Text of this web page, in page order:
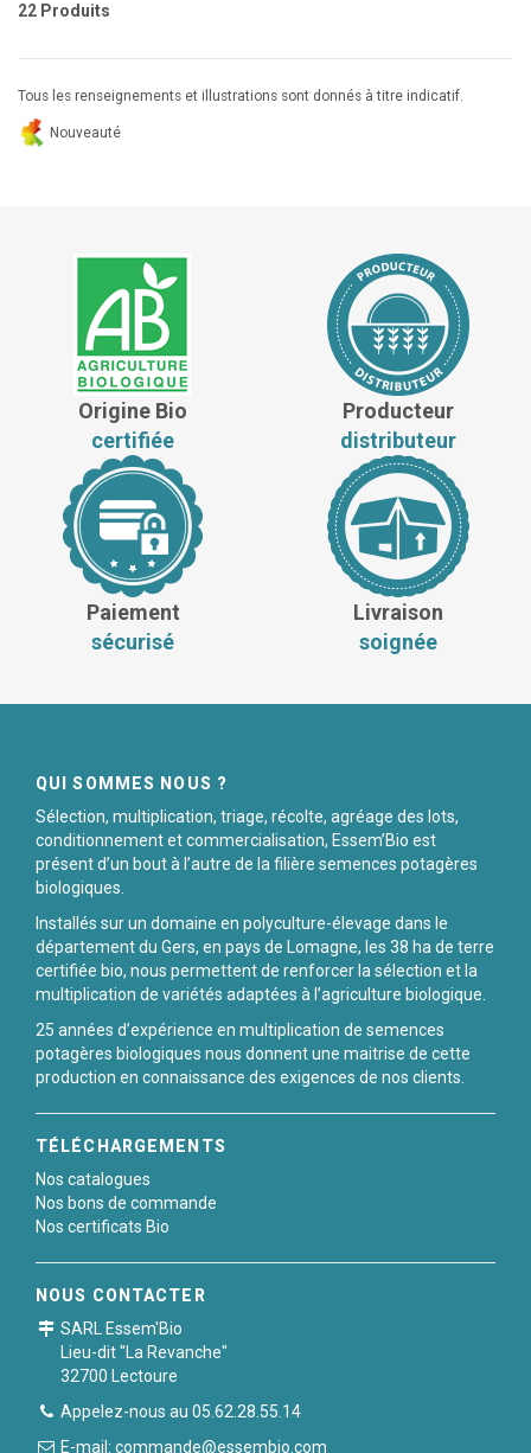
22 Produits
Tous les renseignements et illustrations sont donnés à titre indicatif.
Nouveauté
Origine Bio
certifiée
Producteur
distributeur
Paiement
sécurisé
Livraison
soignée
QUI SOMMES NOUS ?
Sélection, multiplication, triage, récolte, agréage des lots,
conditionnement et commercialisation, Essem’Bio est
présent d’un bout à l’autre de la filière semences potagères
biologiques.
Installés sur un domaine en polyculture-élevage dans le
département du Gers, en pays de Lomagne, les 38 ha de terre
certifiée bio, nous permettent de renforcer la sélection et la
multiplication de variétés adaptées à l’agriculture biologique.
25 années d’expérience en multiplication de semences
potagères biologiques nous donnent une maitrise de cette
production en connaissance des exigences de nos clients.
TÉLÉCHARGEMENTS
Nos catalogues
Nos bons de commande
Nos certificats Bio
NOUS CONTACTER
SARL Essem'Bio
Lieu-dit "La Revanche"
32700 Lectoure
Appelez-nous au 05.62.28.55.14
E-mail: commande@essembio.com